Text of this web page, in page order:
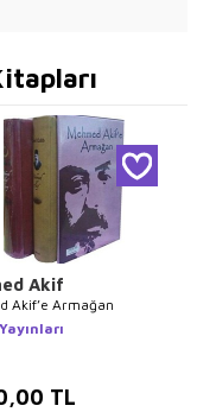
Akif
Akif’e Armağan
TL